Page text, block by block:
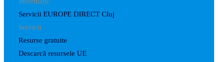
Servicii EUROPE DIRECT Cluj
Servicii
Resurse gratuite
Descarcă resursele UE